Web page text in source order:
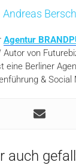
Andreas Bersch
Agentur
Autor von
eine Berliner
& Social
auch